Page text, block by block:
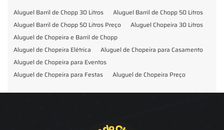
Aluguel Barril de Chopp 30 Litros
Aluguel Barril de Chopp 50 Litros
Aluguel Barril de Chopp 50 Litros Preço
Aluguel Chopeira 30 Litros
Aluguel de Chopeira e Barril de Chopp
Aluguel de Chopeira Elétrica
Aluguel de Chopeira para Casamento
Aluguel de Chopeira para Eventos
Aluguel de Chopeira para Festas
Aluguel de Chopeira Preço
Chopp Festas e Eventos